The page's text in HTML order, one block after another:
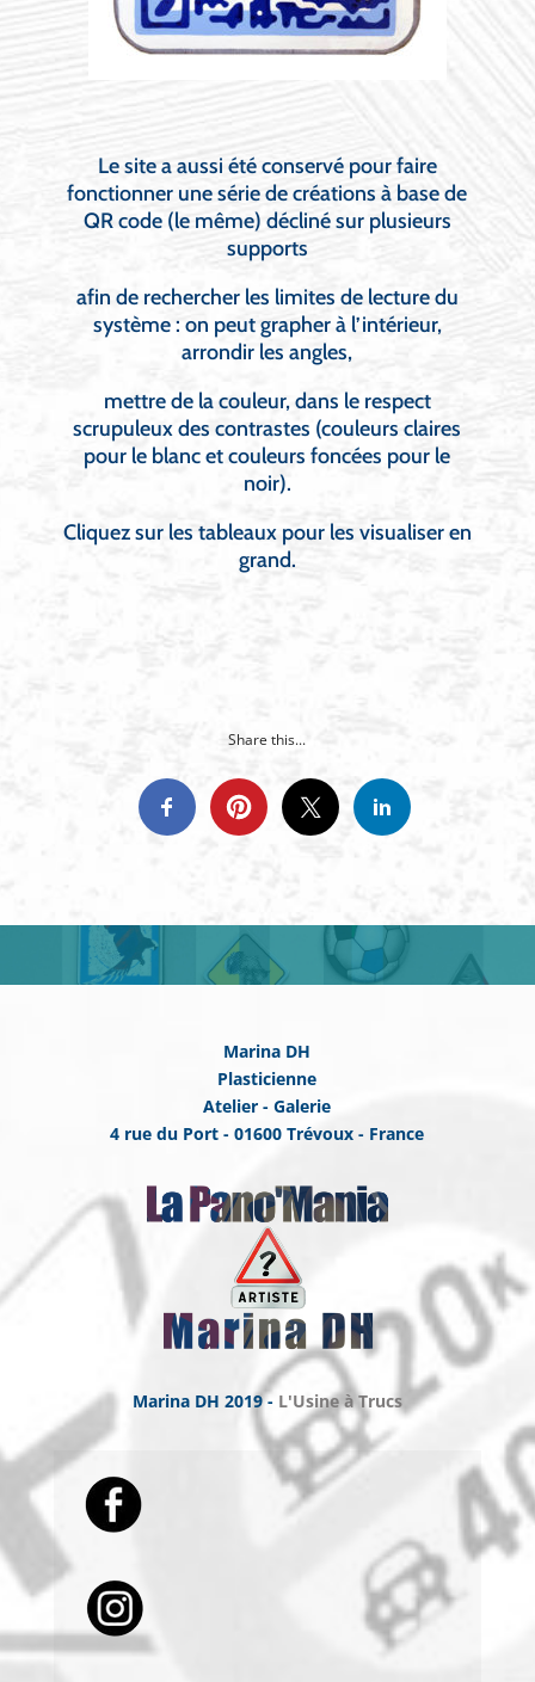
Le site a aussi été conservé pour faire
fonctionner une série de créations à base de
QR code (le même) décliné sur plusieurs
supports
afin de rechercher les limites de lecture du
système : on peut grapher à l’intérieur,
arrondir les angles,
mettre de la couleur, dans le respect
scrupuleux des contrastes (couleurs claires
pour le blanc et couleurs foncées pour le
noir).
Cliquez sur les tableaux pour les visualiser en
grand.
Share this...
Marina DH
Plasticienne
Atelier - Galerie
4 rue du Port - 01600 Trévoux - France
Marina DH 2019 - L'Usine à Trucs